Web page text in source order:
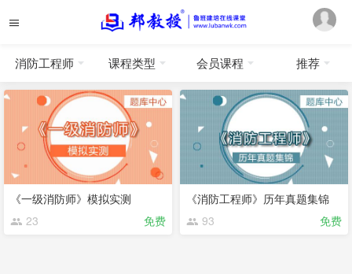
消防工程师 课程类型 会员课程 推荐
《一级消防师》模拟实测
23
免费
《消防工程师》历年真题集锦
93
免费